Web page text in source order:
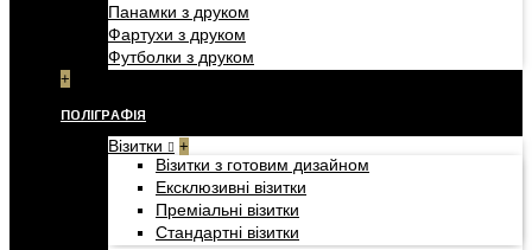
Панамки з друком
Фартухи з друком
Футболки з друком
+
ПОЛІГРАФІЯ
Візитки +
Візитки з готовим дизайном
Ексклюзивні візитки
Преміальні візитки
Стандартні візитки